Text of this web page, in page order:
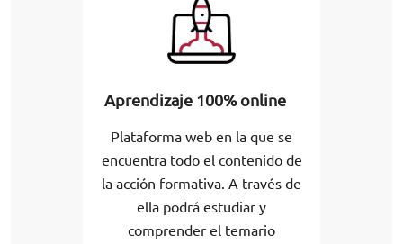
Aprendizaje 100% online
Plataforma web en la que se
encuentra todo el contenido de
la acción formativa. A través de
ella podrá estudiar y
comprender el temario